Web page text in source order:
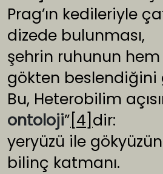
Prag’ın kedileriyle
dizede bulunması,
şehrin ruhunun
gökten beslendiğini
Bu, Heterobilim
ontoloji” [4] dir:
yeryüzü ile
bilinç katmanı.